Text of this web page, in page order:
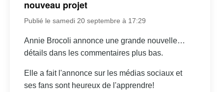
nouveau projet
Publié le samedi 20 septembre à 17:29
Annie Brocoli annonce une grande nouvelle…
détails dans les commentaires plus bas.
Elle a fait l'annonce sur les médias sociaux et
ses fans sont heureux de l'apprendre!